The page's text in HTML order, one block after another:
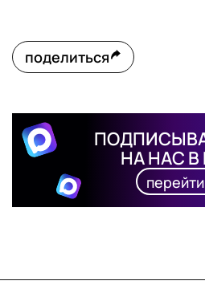
поделиться
НА НАС В
перейти